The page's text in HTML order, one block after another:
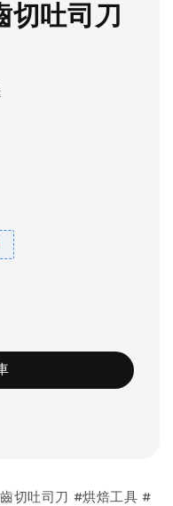
切吐司刀
切吐司刀 #烘焙工具 #